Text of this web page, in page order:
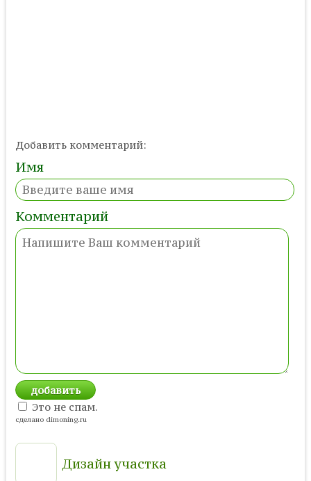
Добавить комментарий:
Имя
Комментарий
Это не спам.
сделано dimoning.ru
Дизайн участка